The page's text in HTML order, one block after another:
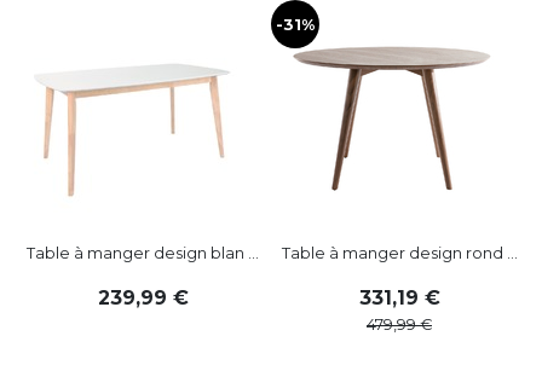
Table à manger design blan ...
239,99
-31%
Table à manger design rond ...
331,19
479,99